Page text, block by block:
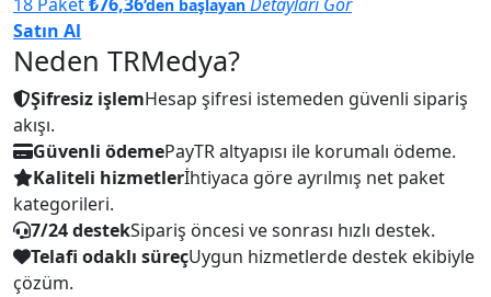
’den başlayan
Satın Al
Neden TRMedya?
Şifresiz işlemHesap şifresi istemeden güvenli sipariş
akışı.
Güvenli ödemePayTR altyapısı ile korumalı ödeme.
Kaliteli hizmetlerİhtiyaca göre ayrılmış net paket
kategorileri.
7/24 destekSipariş öncesi ve sonrası hızlı destek.
Telafi odaklı süreçUygun hizmetlerde destek ekibiyle
çözüm.